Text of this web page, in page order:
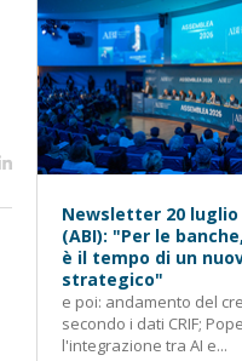
Newsletter 20 luglio
(ABI): "Per le
è il tempo di un
strategico"
e poi: andamento del
secondo i dati CRIF;
l'integrazione tra AI e...